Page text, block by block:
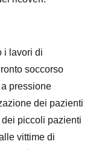
i lavori di
soccorso
pressione
dei pazienti
dei piccoli pazienti
vittime di